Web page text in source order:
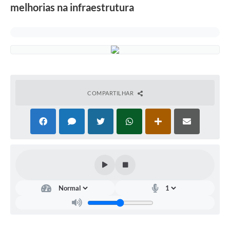
melhorias na infraestrutura
COMPARTILHAR